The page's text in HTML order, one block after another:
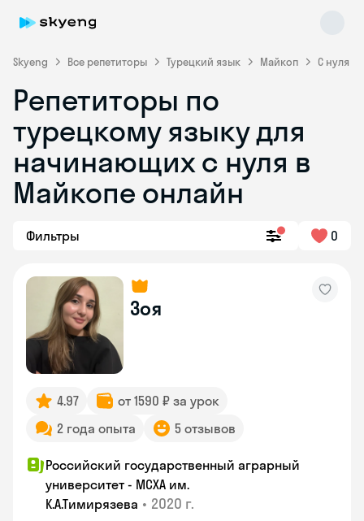
Skyeng Все репетиторы Турецкий язык Майкоп С нуля
Репетиторы по
турецкому языку для
начинающих с нуля в
Майкопе онлайн
Фильтры 0
Зоя
4.97
от 1590 ₽ за урок
2 года опыта
5 отзывов
Российский государственный аграрный
университет - МСХА им.
К.А.Тимирязева • 2020 г.